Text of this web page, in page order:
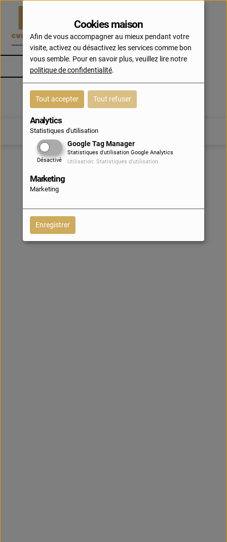
Bretagne
Skolioù Tieghezel diwar ar Maez
Cookies maison
Afin de vous accompagner au mieux pendant votre
visite, activez ou désactivez les services comme bon
vous semble. Pour en savoir plus, veuillez lire notre
politique de confidentialité.
Tout accepter Tout refuser
Analytics
Statistiques d'utilisation
Google Tag Manager
Désactivé
Statistiques d'utilisation Google Analytics
Utilisation: Statistiques d'utilisation
Marketing
Marketing
Enregistrer